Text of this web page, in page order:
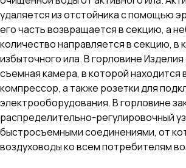
удаляется из отстойника с помощью
его часть возвращается в секцию, а
количество направляется в секцию, в
избыточного ила. В горловине
съемная камера, в которой находится
компрессор, а также розетки для
электрооборудования. В горловине
распределительно-регулировочный
быстросъемными соединениями, от
воздуховоды ко всем потребителям